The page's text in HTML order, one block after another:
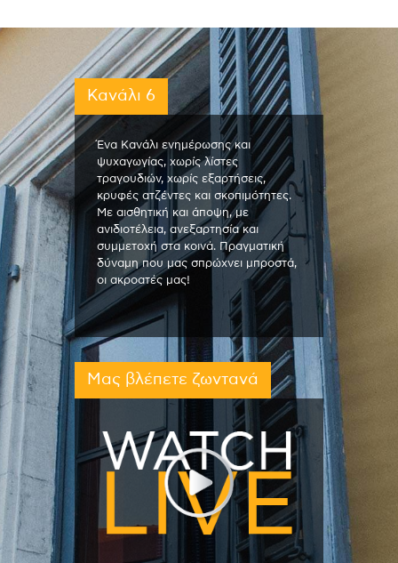
Κανάλι 6
Ένα Κανάλι ενημέρωσης και
ψυχαγωγίας, χωρίς λίστες
τραγουδιών, χωρίς εξαρτήσεις,
κρυφές ατζέντες και σκοπιμότητες.
Με αισθητική και άποψη, με
ανιδιοτέλεια, ανεξαρτησία και
συμμετοχή στα κοινά. Πραγματική
δύναμη που μας σπρώχνει μπροστά,
οι ακροατές μας!
Μας βλέπετε ζωντανά